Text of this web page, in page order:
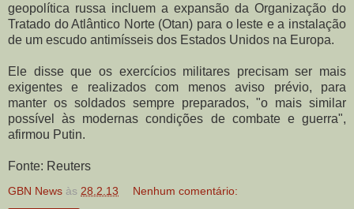
geopolítica russa incluem a expansão da Organização do
Tratado do Atlântico Norte (Otan) para o leste e a instalação
de um escudo antimísseis dos Estados Unidos na Europa.
Ele disse que os exercícios militares precisam ser mais
exigentes e realizados com menos aviso prévio, para
manter os soldados sempre preparados, "o mais similar
possível às modernas condições de combate e guerra",
afirmou Putin.
Fonte: Reuters
GBN News às 28.2.13 Nenhum comentário: